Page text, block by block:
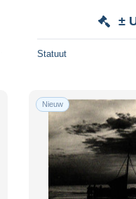
±
Statuut
Nieuw